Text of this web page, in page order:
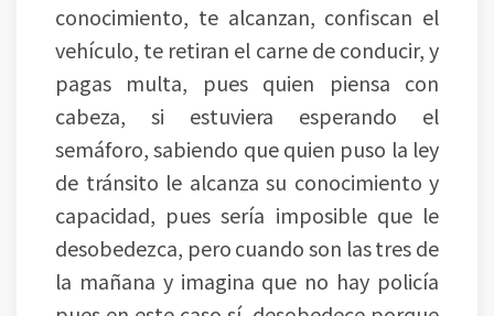
conocimiento, te alcanzan, confiscan el
vehículo, te retiran el carne de conducir, y
pagas multa, pues quien piensa con
cabeza, si estuviera esperando el
semáforo, sabiendo que quien puso la ley
de tránsito le alcanza su conocimiento y
capacidad, pues sería imposible que le
desobedezca, pero cuando son las tres de
la mañana y imagina que no hay policía